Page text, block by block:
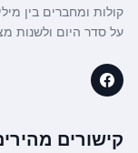
קולות ומחברים בין
על סדר היום ולשנות
קישורים